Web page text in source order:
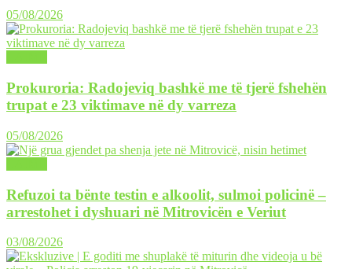
05/08/2026
Prokuroria: Radojeviq bashkë me të tjerë fshehën
trupat e 23 viktimave në dy varreza
05/08/2026
Refuzoi ta bënte testin e alkoolit, sulmoi policinë –
arrestohet i dyshuari në Mitrovicën e Veriut
03/08/2026